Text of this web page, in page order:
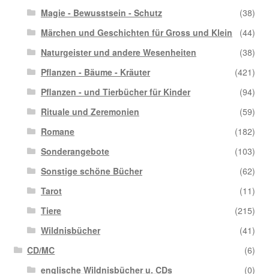
Magie - Bewusstsein - Schutz
(38)
Märchen und Geschichten für Gross und Klein
(44)
Naturgeister und andere Wesenheiten
(38)
Pflanzen - Bäume - Kräuter
(421)
Pflanzen - und Tierbücher für Kinder
(94)
Rituale und Zeremonien
(59)
Romane
(182)
Sonderangebote
(103)
Sonstige schöne Bücher
(62)
Tarot
(11)
Tiere
(215)
Wildnisbücher
(41)
CD/MC
(6)
englische Wildnisbücher u. CDs
(0)